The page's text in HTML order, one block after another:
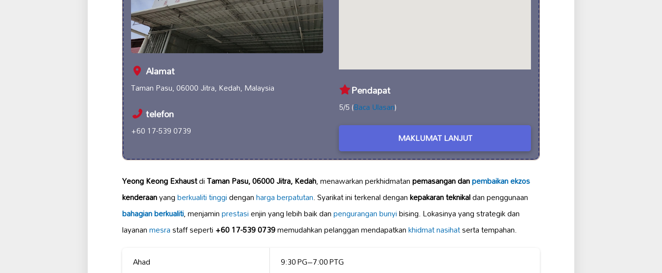
Alamat
Taman Pasu, 06000 Jitra, Kedah, Malaysia
telefon
+60 17-539 0739
Pendapat
5/5 (Baca Ulasan)
MAKLUMAT LANJUT
Yeong Keong ExhaustdiTaman Pasu, 06000 Jitra, Kedah, menawarkan perkhidmatanpemasangan danpembaikan ekzos
kenderaanyangberkualiti tinggidenganharga berpatutan. Syarikat ini terkenal dengankepakaran teknikaldan penggunaan
bahagian berkualiti, menjaminprestasienjin yang lebih baik danpengurangan bunyibising. Lokasinya yang strategik dan
layananmesrastaff seperti+60 17-539 0739memudahkan pelanggan mendapatkankhidmat nasihatserta tempahan.
Ahad
9:30 PG–7:00 PTG